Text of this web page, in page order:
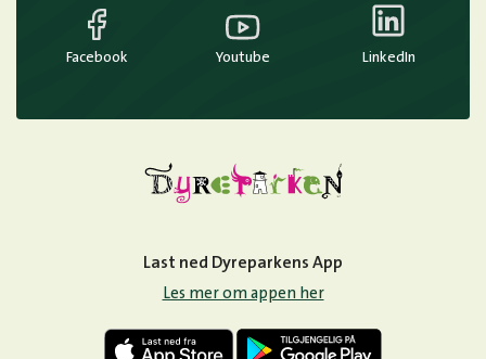
Facebook Youtube LinkedIn
Last ned Dyreparkens App
Les mer om appen her